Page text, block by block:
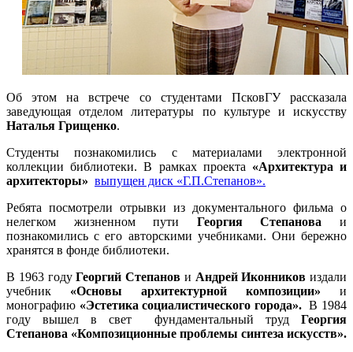
Об этом на встрече со студентами ПсковГУ рассказала
заведующая отделом литературы по культуре и искусству
Наталья Грищенко.
Студенты познакомились с материалами электронной
коллекции библиотеки. В рамках проекта «Архитектура и
архитекторы» выпущен диск «Г.П.Степанов».
Ребята посмотрели отрывки из документального фильма о
нелегком жизненном пути Георгия Степанова и
познакомились с его авторскими учебниками. Они бережно
хранятся в фонде библиотеки.
В 1963 годуГеоргий Степанов и Андрей Иконников издали
учебник «Основы архитектурной композиции» и
монографию «Эстетика социалистического города». В 1984
году вышел в свет фундаментальный труд Георгия
Степанова «Композиционные проблемы синтеза искусств».